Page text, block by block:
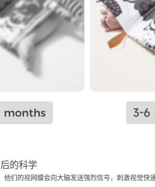
的科学
他们的视网膜会向大脑发送强烈信号，刺激视觉